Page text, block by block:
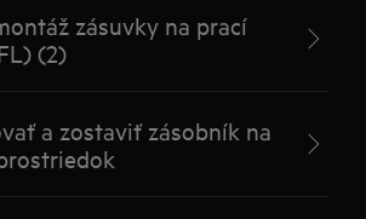
zásuvky na prací
(2)
a zostaviť zásobník na